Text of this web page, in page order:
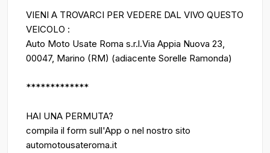
VIENI A TROVARCI PER VEDERE DAL VIVO QUESTO
VEICOLO :
Auto Moto Usate Roma s.r.l.Via Appia Nuova 23,
00047, Marino (RM) (adiacente Sorelle Ramonda)
*************
HAI UNA PERMUTA?
compila il form sull'App o nel nostro sito
automotousateroma.it